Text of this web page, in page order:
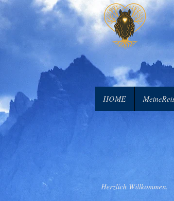
HOME
Herzlich Willkommen,